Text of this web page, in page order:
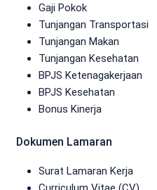
Gaji Pokok
Tunjangan Transportasi
Tunjangan Makan
Tunjangan Kesehatan
BPJS Ketenagakerjaan
BPJS Kesehatan
Bonus Kinerja
Dokumen Lamaran
Surat Lamaran Kerja